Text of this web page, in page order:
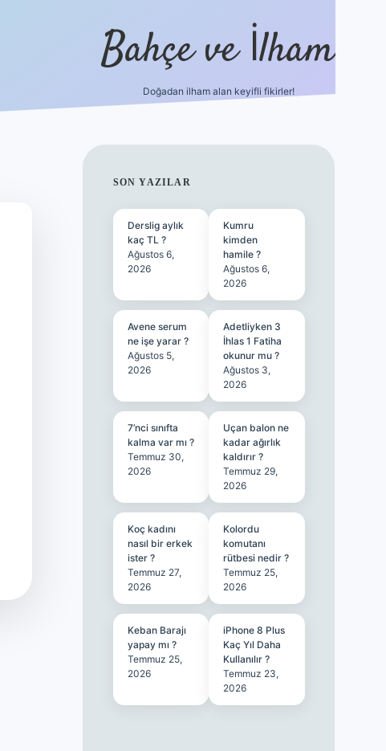
Bahçe ve İlham
Doğadan ilham alan keyifli fikirler!
SIDEBAR
SON YAZILAR
Derslig aylık
kaç TL ?
Ağustos 6,
2026
Kumru
kimden
hamile ?
Ağustos 6,
2026
Avene serum
ne işe yarar ?
Ağustos 5,
2026
Adetliyken 3
İhlas 1 Fatiha
okunur mu ?
Ağustos 3,
2026
7’nci sınıfta
kalma var mı ?
Temmuz 30,
2026
Uçan balon ne
kadar ağırlık
kaldırır ?
Temmuz 29,
2026
Koç kadını
nasıl bir erkek
ister ?
Temmuz 27,
2026
Kolordu
komutanı
rütbesi nedir ?
Temmuz 25,
2026
Keban Barajı
yapay mı ?
Temmuz 25,
2026
iPhone 8 Plus
Kaç Yıl Daha
Kullanılır ?
Temmuz 23,
2026